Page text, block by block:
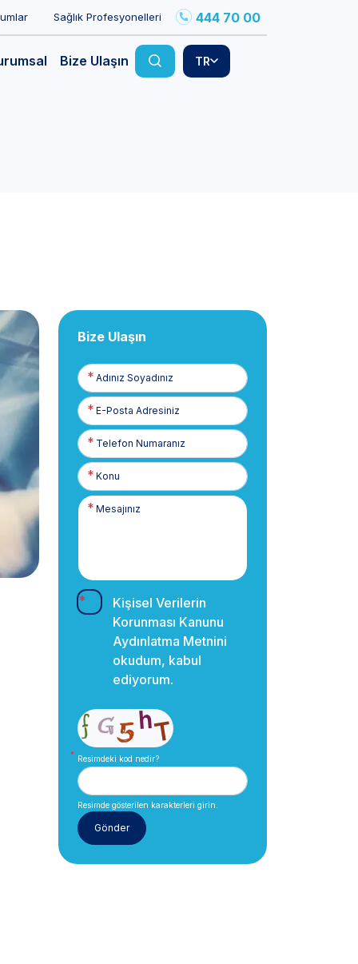
Sağlık Profesyonelleri 444 70 00
Bize Ulaşın TR
Bize Ulaşın
Adınız
Soyadınız
E-
Posta
Telefon
Numaranız
Kişisel Verilerin
Korunması Kanunu
Aydınlatma Metnini
okudum, kabul
ediyorum.
Resimdeki kod nedir?
Resimde gösterilen karakterleri girin.